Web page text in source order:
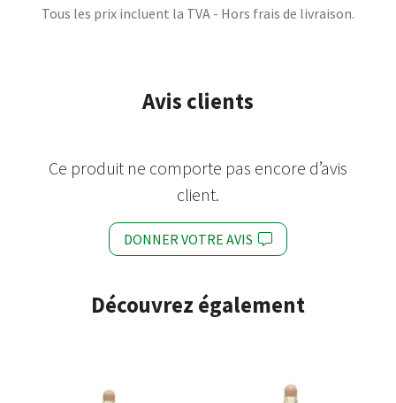
Tous les prix incluent la TVA - Hors frais de livraison.
Avis clients
Ce produit ne comporte pas encore d’avis
client.
DONNER VOTRE AVIS
Découvrez également